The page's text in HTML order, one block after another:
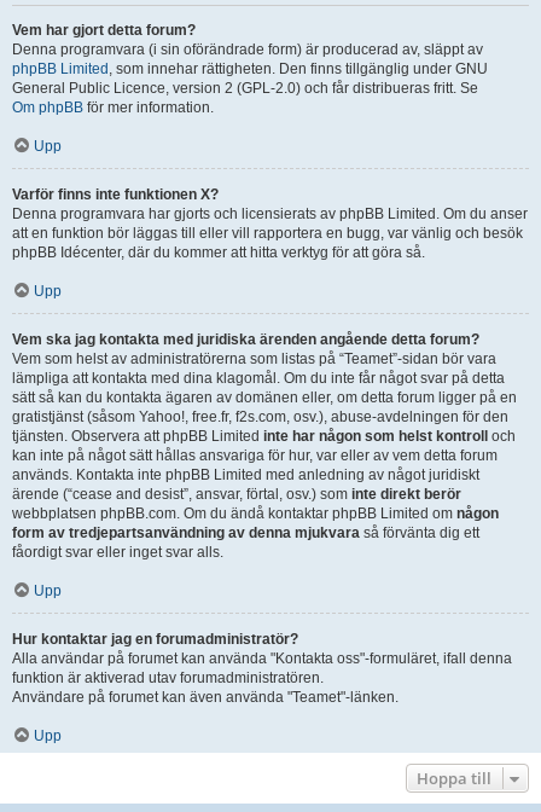
Vem har gjort detta forum?
Denna programvara (i sin oförändrade form) är producerad av, släppt av
phpBB Limited , som innehar rättigheten. Den finns tillgänglig under GNU
General Public Licence, version 2 (GPL-2.0) och får distribueras fritt. Se
Om phpBB för mer information.
Upp
Varför finns inte funktionen X?
Denna programvara har gjorts och licensierats av phpBB Limited. Om du anser
att en funktion bör läggas till eller vill rapportera en bugg, var vänlig och besök
phpBB Idécenter, där du kommer att hitta verktyg för att göra så.
Upp
Vem ska jag kontakta med juridiska ärenden angående detta forum?
Vem som helst av administratörerna som listas på “Teamet”-sidan bör vara
lämpliga att kontakta med dina klagomål. Om du inte får något svar på detta
sätt så kan du kontakta ägaren av domänen eller, om detta forum ligger på en
gratistjänst (såsom Yahoo!, free.fr, f2s.com, osv.), abuse-avdelningen för den
tjänsten. Observera att phpBB Limited inte har någon som helst kontroll
och
kan inte på något sätt hållas ansvariga för hur, var eller av vem detta forum
används. Kontakta inte phpBB Limited med anledning av något juridiskt
ärende (“cease and desist”, ansvar, förtal, osv.) som inte direkt berör
webbplatsen phpBB.com. Om du ändå kontaktar phpBB Limited om någon
form av tredjepartsanvändning av denna mjukvara så förvänta dig ett
fåordigt svar eller inget svar alls.
Upp
Hur kontaktar jag en forumadministratör?
Alla användar på forumet kan använda "Kontakta oss"-formuläret, ifall denna
funktion är aktiverad utav forumadministratören.
Användare på forumet kan även använda "Teamet"-länken.
Upp
Hoppa till